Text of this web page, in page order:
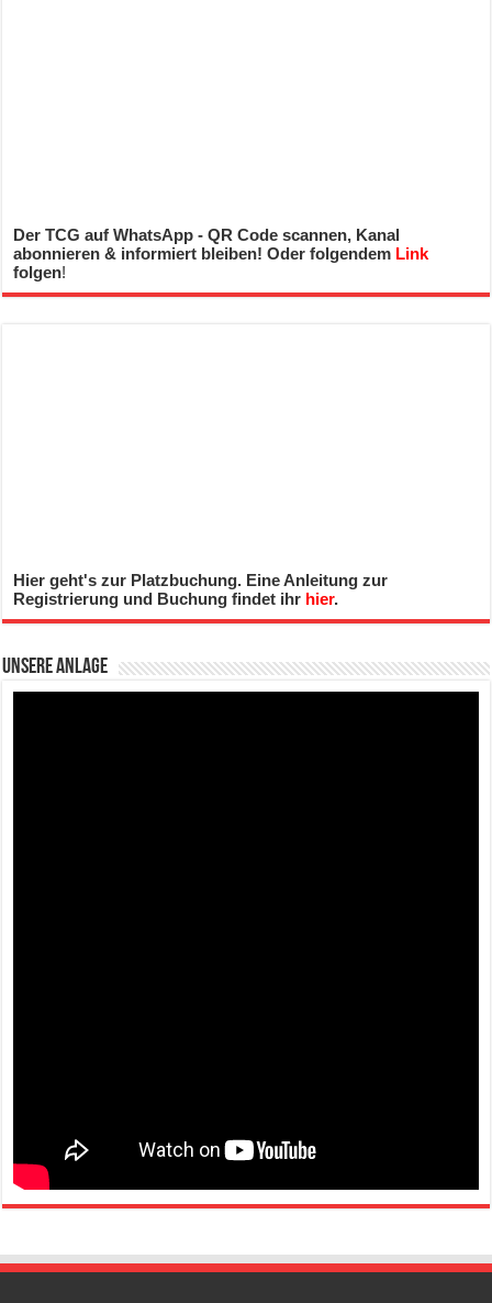
Der TCG auf WhatsApp - QR Code scannen, Kanal
abonnieren & informiert bleiben! Oder folgendem Link
folgen!
Hier geht's zur Platzbuchung. Eine Anleitung zur
Registrierung und Buchung findet ihr hier.
Unsere Anlage